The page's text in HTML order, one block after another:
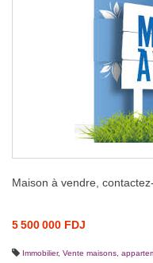
Maison à vendre,
5 500 000 FDJ
Immobilier, Vente maisons,